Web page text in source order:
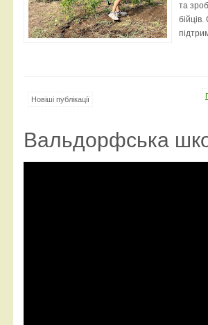
та
Новіші публікації
Вальдорфська